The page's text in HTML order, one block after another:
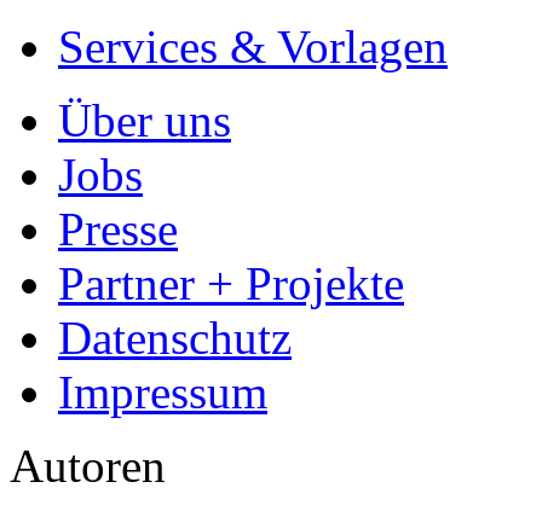
Services & Vorlagen
Über uns
Jobs
Presse
Partner + Projekte
Datenschutz
Impressum
Autoren